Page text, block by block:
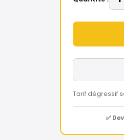
Tarif dégressif
✅